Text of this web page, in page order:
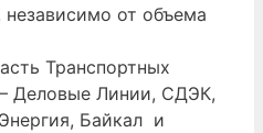
независимо от объема
Транспортных
Деловые Линии, СДЭК,
Байкал и